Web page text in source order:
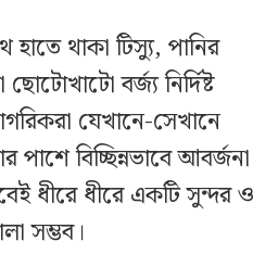
থাকা টিস্যু, পানির
বর্জ্য নির্দিষ্ট
যেখানে-সেখানে
পাশে বিচ্ছিন্নভাবে আবর্জনা
ধীরে ধীরে একটি সুন্দর ও
সম্ভব।